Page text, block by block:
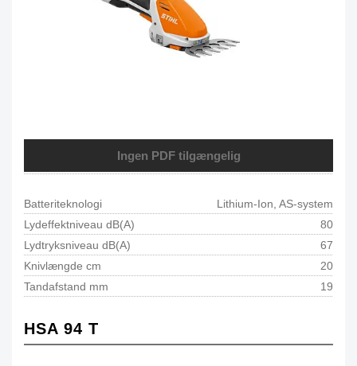
Ingen PDF tilgængelig
Batteriteknologi
Lithium-Ion, AS-system
Lydeffektniveau dB(A)
80
Lydtryksniveau dB(A)
67
Knivlængde cm
20
Tandafstand mm
19
HSA 94 T